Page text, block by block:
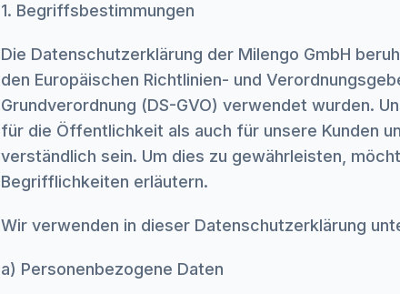
1. Begriffsbestimmungen
Die Datenschutzerklärung der Milengo GmbH
den Europäischen Richtlinien- und
Grundverordnung (DS-GVO) verwendet wurden.
für die Öffentlichkeit als auch für unsere Kunden
verständlich sein. Um dies zu gewährleisten,
Begrifflichkeiten erläutern.
Wir verwenden in dieser Datenschutzerklärung
a) Personenbezogene Daten